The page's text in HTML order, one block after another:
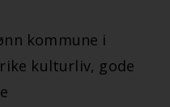
kommune i
kulturliv, gode